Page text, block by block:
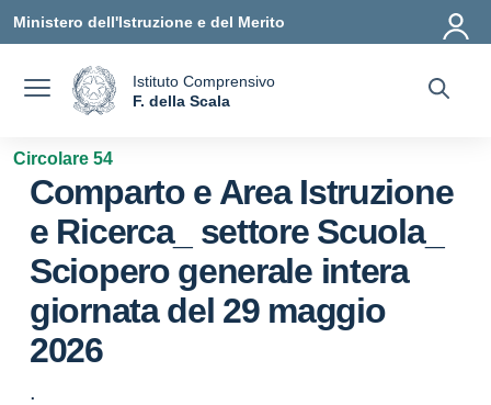
Ministero dell'Istruzione e del Merito
Istituto Comprensivo
F. della Scala
Circolare 54
Comparto e Area Istruzione
e Ricerca_ settore Scuola_
Sciopero generale intera
giornata del 29 maggio
2026
.